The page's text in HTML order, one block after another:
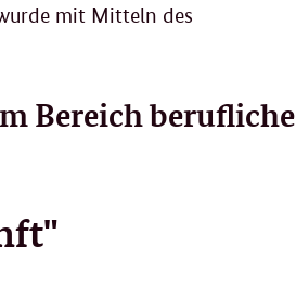
mit Mitteln des
Bereich berufliche